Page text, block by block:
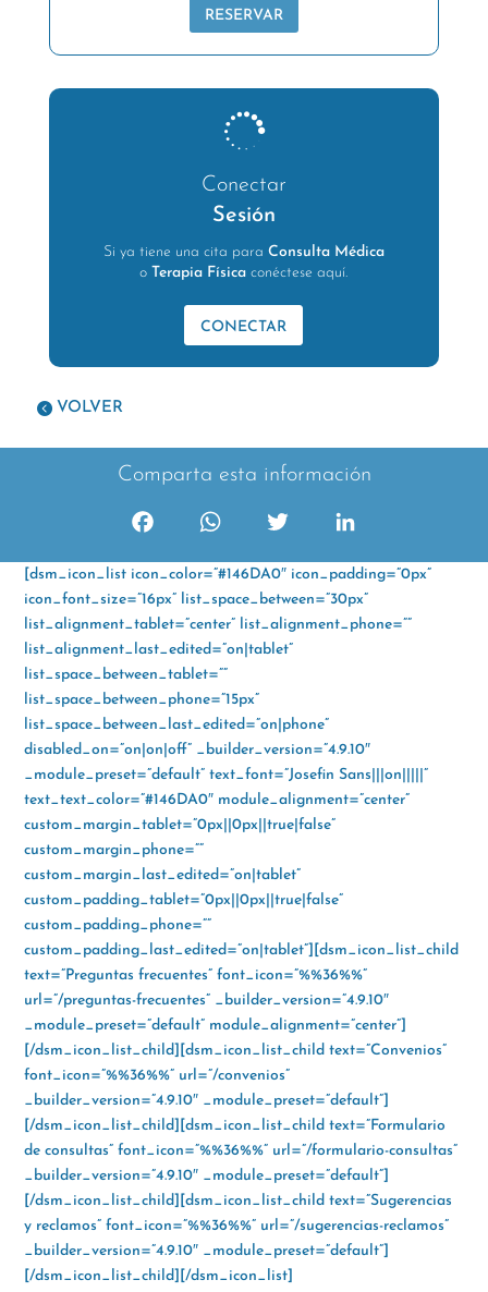
RESERVAR

Conectar
Sesión
Si ya tiene una cita para Consulta Médica
o Terapia Física conéctese aquí.
CONECTAR
VOLVER
Comparta esta información
c
e
b
a
t
p
p
i
t
t
n
k
[dsm_icon_list icon_color=”#146DA0″ icon_padding=”0px”
icon_font_size=”16px” list_space_between=”30px”
list_alignment_tablet=”center” list_alignment_phone=””
list_alignment_last_edited=”on|tablet”
list_space_between_tablet=””
list_space_between_phone=”15px”
list_space_between_last_edited=”on|phone”
disabled_on=”on|on|off” _builder_version=”4.9.10″
_module_preset=”default” text_font=”Josefin Sans|||on|||||”
text_text_color=”#146DA0″ module_alignment=”center”
custom_margin_tablet=”0px||0px||true|false”
custom_margin_phone=””
custom_margin_last_edited=”on|tablet”
custom_padding_tablet=”0px||0px||true|false”
custom_padding_phone=””
custom_padding_last_edited=”on|tablet”][dsm_icon_list_child
text=”Preguntas frecuentes” font_icon=”%%36%%”
url=”/preguntas-frecuentes” _builder_version=”4.9.10″
_module_preset=”default” module_alignment=”center”]
[/dsm_icon_list_child][dsm_icon_list_child text=”Convenios”
font_icon=”%%36%%” url=”/convenios”
_builder_version=”4.9.10″ _module_preset=”default”]
[/dsm_icon_list_child][dsm_icon_list_child text=”Formulario
de consultas” font_icon=”%%36%%” url=”/formulario-consultas”
_builder_version=”4.9.10″ _module_preset=”default”]
[/dsm_icon_list_child][dsm_icon_list_child text=”Sugerencias
y reclamos” font_icon=”%%36%%” url=”/sugerencias-reclamos”
_builder_version=”4.9.10″ _module_preset=”default”]
[/dsm_icon_list_child][/dsm_icon_list]